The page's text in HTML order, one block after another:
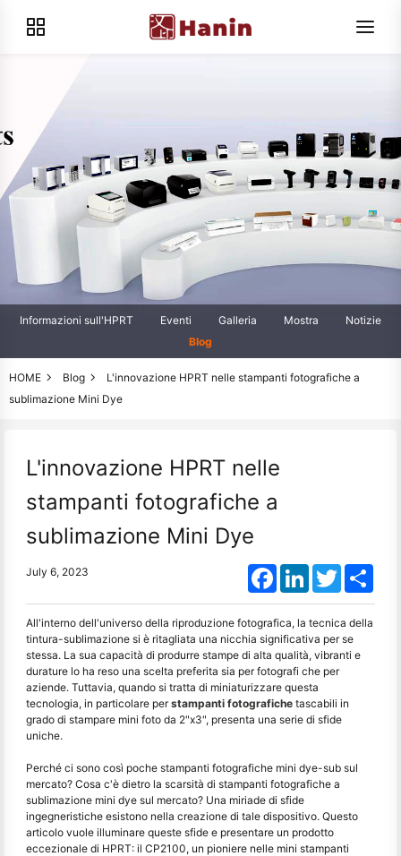
Informazioni sull'HPRT Eventi Galleria Mostra
Notizie
Blog
HOME Blog
L'innovazione HPRT nelle stampanti fotografiche a
sublimazione Mini Dye
L'innovazione HPRT nelle
stampanti fotografiche a
sublimazione Mini Dye
July 6, 2023 FacebookLinkedInTwitter
All'interno dell'universo della riproduzione fotografica, la tecnica della
tintura-sublimazione si è ritagliata una nicchia significativa per se
stessa. La sua capacità di produrre stampe di alta qualità, vibranti e
durature lo ha reso una scelta preferita sia per fotografi che per
aziende. Tuttavia, quando si tratta di miniaturizzare questa
tecnologia, in particolare perstampanti fotografiche tascabili in
grado di stampare mini foto da 2"x3", presenta una serie di sfide
uniche.
Perché ci sono così poche stampanti fotografiche mini dye-sub sul
mercato? Cosa c'è dietro la scarsità di stampanti fotografiche a
sublimazione mini dye sul mercato? Una miriade di sfide
ingegneristiche esistono nella creazione di tale dispositivo. Questo
articolo vuole illuminare queste sfide e presentare un prodotto
eccezionale di HPRT: il CP2100, un pioniere nelle mini stampanti